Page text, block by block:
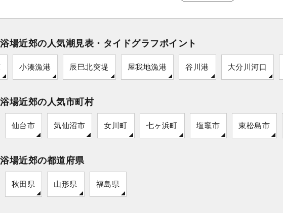
場近郊の人気潮見表・タイドグラフポイント
小湊漁港 辰巳北突堤 屋我地漁港 谷川港 大分川河口
場近郊の人気市町村
仙台市 気仙沼市 女川町 七ヶ浜町 塩竈市 東松島市
場近郊の都道府県
秋田県 山形県 福島県